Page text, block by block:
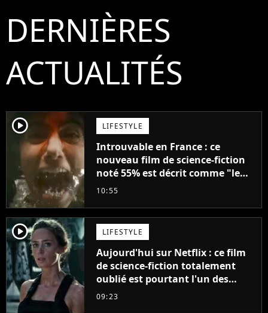
DERNIÈRES
ACTUALITÉS
player2 LIFESTYLE
Introuvable en France : ce
nouveau film de science-fiction
noté 55% est décrit comme "le
plus stupide de l'année"
10:55
player2 LIFESTYLE
Aujourd'hui sur Netflix : ce film
de science-fiction totalement
oublié est pourtant l'un des
meilleurs des années 2010
09:23